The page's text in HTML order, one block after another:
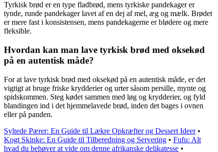
Tyrkisk brød er en type fladbrød, mens tyrkiske pandekager er
tynde, runde pandekager lavet af en dej af mel, æg og mælk. Brødet
er mere fast i konsistensen, mens pandekagerne er blødere og mere
fleksible.
Hvordan kan man lave tyrkisk brød med oksekød
på en autentisk måde?
For at lave tyrkisk brød med oksekød på en autentisk måde, er det
vigtigt at bruge friske krydderier og urter såsom persille, mynte og
spidskommen. Steg kødet sammen med løg og krydderier, og fyld
blandingen ind i det hjemmelavede brød, inden det bages i ovnen
eller på panden.
Syltede Pærer: En Guide til Lækre Opkræfter og Dessert Ideer•
Kogt Skinke: En Guide til Tilberedning og Servering • Fufu: Alt
hvad du behøver at vide om denne afrikanske delikatesse •